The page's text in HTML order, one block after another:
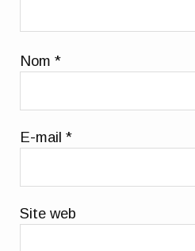
Nom*
E-mail*
Site web